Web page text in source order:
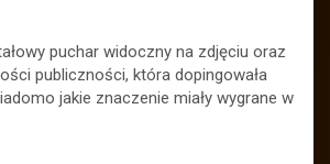
puchar widoczny na zdjęciu oraz
publiczności, która dopingowała
jakie znaczenie miały wygrane w